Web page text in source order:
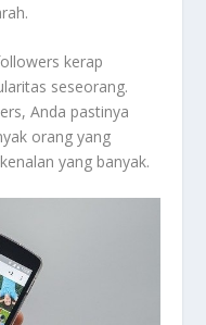
kerap
seseorang.
Anda pastinya
orang yang
yang banyak.